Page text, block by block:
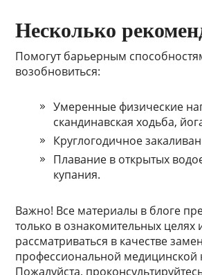
Несколько
Помогут барьерным
возобновиться:
Умеренные физические
скандинавская ходьба,
Круглогодичное
Плавание в открытых
купания.
Важно! Все материалы в блоге
только в ознакомительных
рассматриваться в качестве
профессиональной медицинской
Пожалуйста,